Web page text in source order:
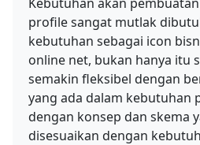
profile sangat mutlak
kebutuhan sebagai icon
online net, bukan hanya itu
semakin fleksibel dengan
yang ada dalam kebutuhan
dengan konsep dan skema
disesuaikan dengan